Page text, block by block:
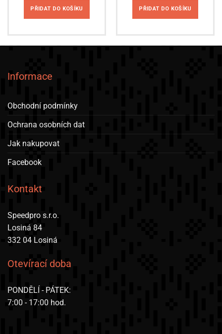
PŘIDAT DO KOŠÍKU PŘIDAT DO KOŠÍKU
Informace
Obchodní podmínky
Ochrana osobních dat
Jak nakupovat
Facebook
Kontakt
Speedpro s.r.o.
Losiná 84
332 04 Losiná
Otevírací doba
PONDĚLÍ - PÁTEK:
7:00 - 17:00 hod.